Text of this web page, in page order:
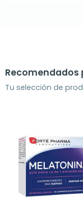
Recomendados
Tu selección de